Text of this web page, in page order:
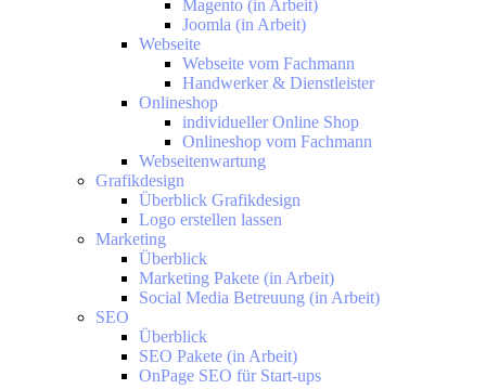
Magento (in Arbeit)
Joomla (in Arbeit)
Webseite
Webseite vom Fachmann
Handwerker & Dienstleister
Onlineshop
individueller Online Shop
Onlineshop vom Fachmann
Webseitenwartung
Grafikdesign
Überblick Grafikdesign
Logo erstellen lassen
Marketing
Überblick
Marketing Pakete (in Arbeit)
Social Media Betreuung (in Arbeit)
SEO
Überblick
SEO Pakete (in Arbeit)
OnPage SEO für Start-ups